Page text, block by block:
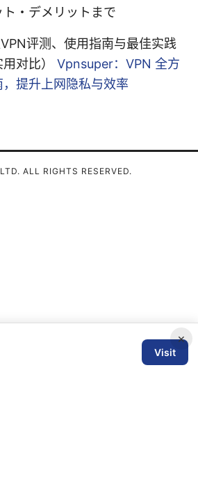
・デメリットまで
评测、使用指南与最佳实践
对比） Vpnsuper：VPN 全方
提升上网隐私与效率
×
Visit
ALL RIGHTS RESERVED.